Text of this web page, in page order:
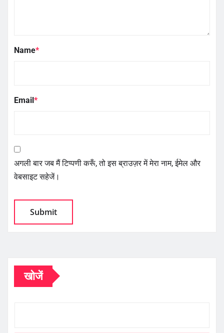
Name*
Email*
अगली बार जब मैं टिप्पणी करूँ, तो इस ब्राउज़र में मेरा नाम, ईमेल और
वेबसाइट सहेजें।
खोजें